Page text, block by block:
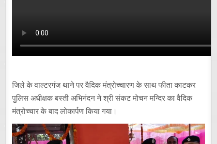
जिले के वाल्टरगंज थाने पर वैदिक मंत्रोच्चारण के साथ फीता काटकर
पुलिस अधीक्षक बस्ती अभिनंदन ने श्री संकट मोचन मन्दिर का वैदिक
मंत्रोच्चार के बाद लोकार्पण किया गया।